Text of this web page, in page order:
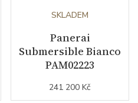
SKLADEM
Panerai
Submersible Bianco
PAM02223
241 200 Kč